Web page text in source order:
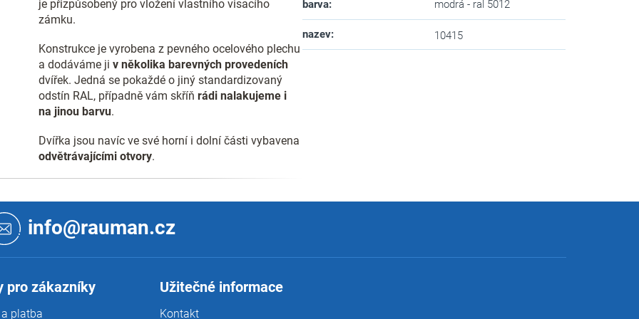
je přizpůsobený pro vložení vlastního visacího
zámku.
Konstrukce je vyrobena z pevného ocelového plechu
a dodáváme jiv několika barevných provedeních
dvířek. Jedná se pokaždé o jiný standardizovaný
odstín RAL, případně vám skříňrádi nalakujeme i
na jinou barvu.
Dvířka jsou navíc ve své horní i dolní části vybavena
odvětrávajícími otvory.
barva: modrá - ral 5012
nazev: 10415
info@rauman.cz
pro zákazníky
platba
Užitečné informace
Kontakt